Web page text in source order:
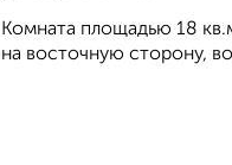
Комната площадью 18
на восточную сторону,